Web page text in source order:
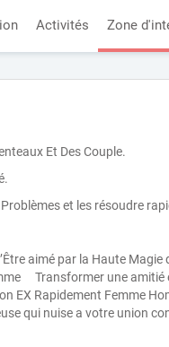
Activités Zone
Et Des Couple.
et les résoudre
aimé par la Haute
Transformer une
EX Rapidement Femme
qui nuise a votre union